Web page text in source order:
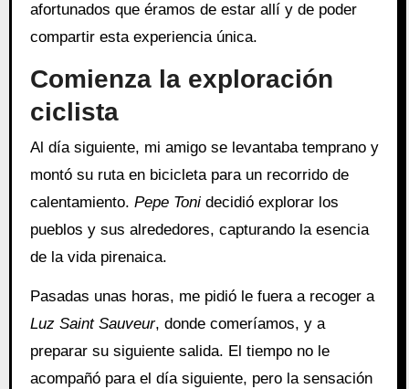
afortunados que éramos de estar allí y de poder
compartir esta experiencia única.
Comienza la exploración
ciclista
Al día siguiente, mi amigo se levantaba temprano y
montó su ruta en bicicleta para un recorrido de
calentamiento. Pepe Tonidecidió explorar los
pueblos y sus alrededores, capturando la esencia
de la vida pirenaica.
Pasadas unas horas, me pidió le fuera a recoger a
Luz Saint Sauveur, donde comeríamos, y a
preparar su siguiente salida. El tiempo no le
acompañó para el día siguiente, pero la sensación